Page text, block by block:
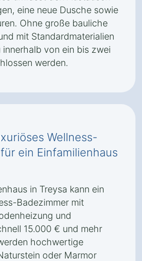
eine neue Dusche sowie
Ohne große bauliche
mit Standardmaterialien
innerhalb von ein bis zwei
werden.
Wellness-
ein Einfamilienhaus
in Treysa kann ein
Badezimmer mit
und
15.000 € und mehr
hochwertige
oder Marmor